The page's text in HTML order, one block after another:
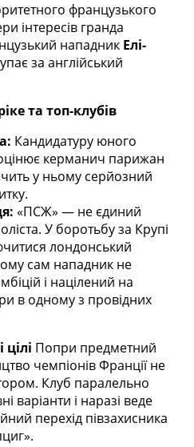
Ліга
Турнирні таблиці
УЄФА
французького
інтересів гранда
нападник Елі-
за англійський
та топ-клубів
Кандидатуру юного
керманич парижан
у ньому серйозний
«ПСЖ» — не єдиний
У боротьбу за Крупі
лондонський
сам нападник не
і націлений на
в одному з провідних
Попри предметний
чемпіонів Франції не
Клуб паралельно
варіанти і наразі веде
перехід півзахисника